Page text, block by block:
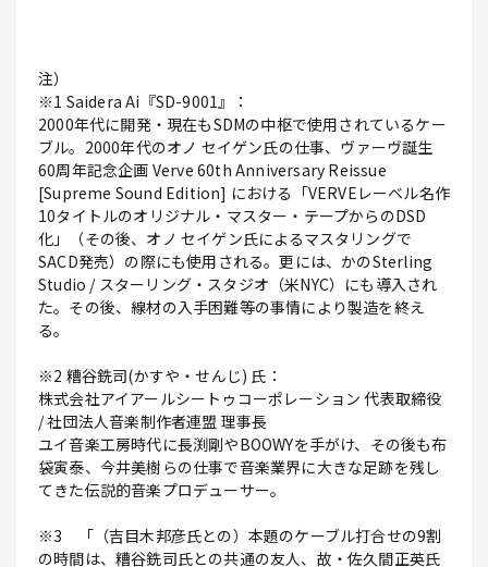
注）
※1 Saidera Ai『SD-9001』：
2000年代に開発・現在もSDMの中枢で使用されているケー
ブル。2000年代のオノ セイゲン氏の仕事、ヴァーヴ誕生
60周年記念企画 Verve 60th Anniversary Reissue
[Supreme Sound Edition] における「VERVEレーベル名作
10タイトルのオリジナル・マスター・テープからのDSD
化」（その後、オノ セイゲン氏によるマスタリングで
SACD発売）の際にも使用される。更には、かのSterling
Studio / スターリング・スタジオ（米NYC）にも導入され
た。その後、線材の入手困難等の事情により製造を終え
る。
※2 糟谷銑司(かすや・せんじ) 氏：
株式会社アイアールシートゥコーポレーション 代表取締役
/ 社団法人音楽制作者連盟 理事長
ユイ音楽工房時代に長渕剛やBOOWYを手がけ、その後も布
袋寅泰、今井美樹らの仕事で音楽業界に大きな足跡を残し
てきた伝説的音楽プロデューサー。
※3 「（吉目木邦彦氏との）本題のケーブル打合せの9割
の時間は、糟谷銑司氏との共通の友人、故・佐久間正英氏